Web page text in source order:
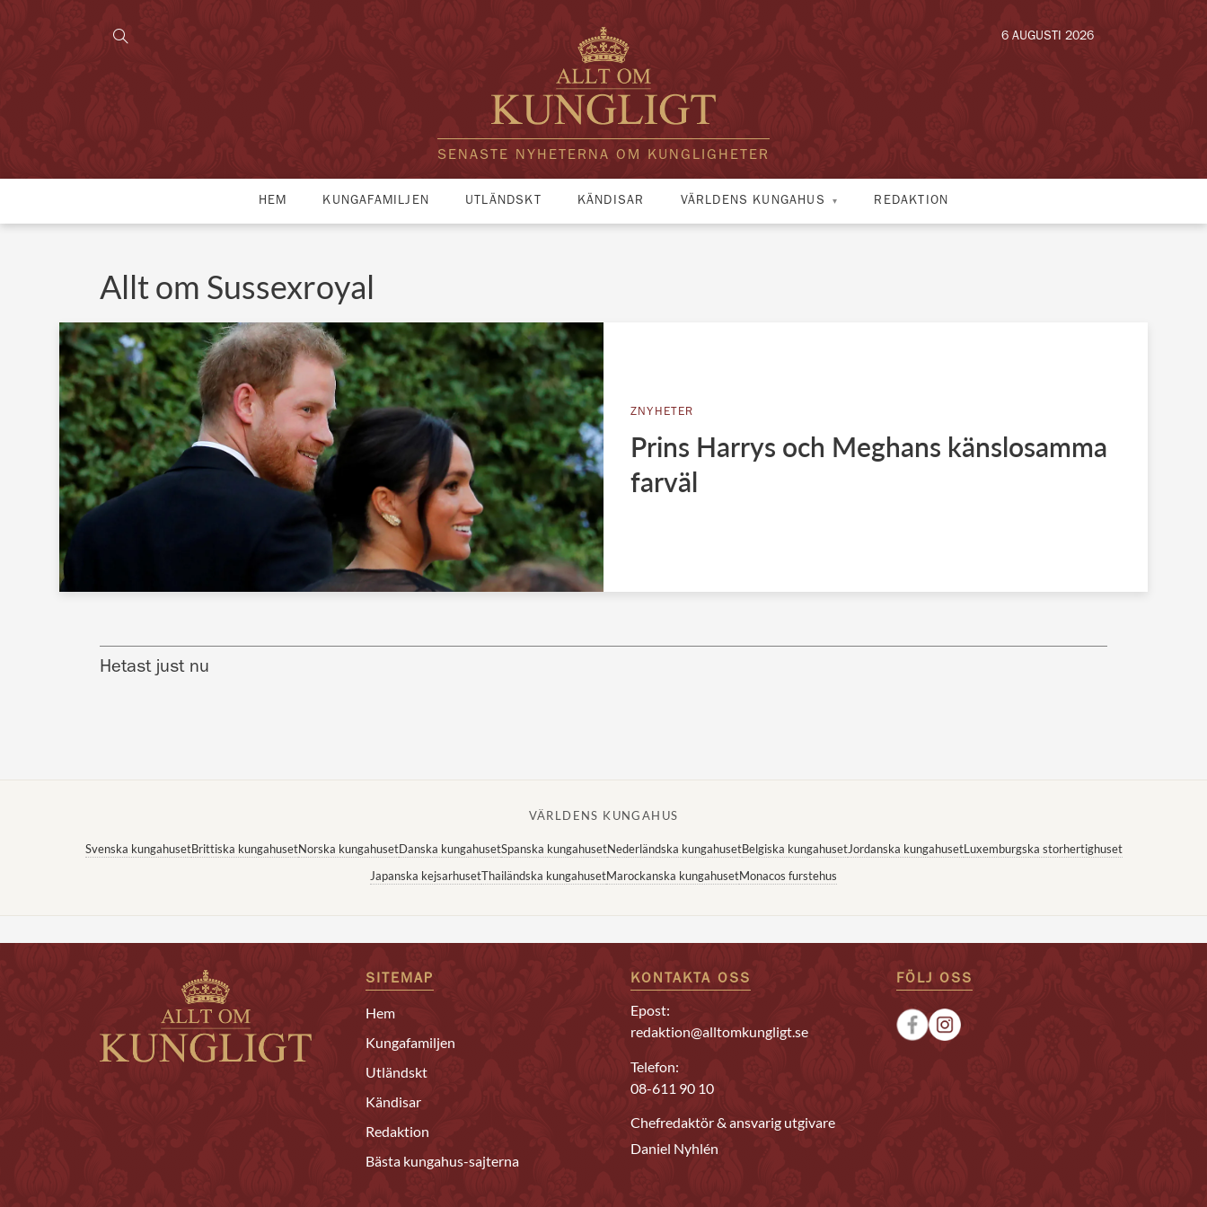
SENASTE NYHETERNA OM KUNGLIGHETER
6 AUGUSTI 2026
HEM KUNGAFAMILJEN UTLÄNDSKT KÄNDISAR VÄRLDENS KUNGAHUS REDAKTION
Allt om Sussexroyal
ZNYHETER
Prins Harrys och Meghans känslosamma
farväl
Hetast just nu
VÄRLDENS KUNGAHUS
Svenska kungahusetBrittiska kungahusetNorska kungahusetDanska kungahusetSpanska kungahusetNederländska kungahusetBelgiska kungahusetJordanska kungahusetLuxemburgska storhertighuset
Japanska kejsarhusetThailändska kungahusetMarockanska kungahusetMonacos furstehus
SITEMAP
Hem
Kungafamiljen
Utländskt
Kändisar
Redaktion
Bästa kungahus-sajterna
KONTAKTA OSS
Epost:
redaktion@alltomkungligt.se
Telefon:
08-611 90 10
Chefredaktör & ansvarig utgivare
Daniel Nyhlén
FÖLJ OSS